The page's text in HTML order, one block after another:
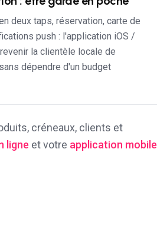
deux taps, réservation, carte de
push : l'application iOS /
la clientèle locale de
sans dépendre d'un budget
créneaux, clients et
ligne et votre application mobile